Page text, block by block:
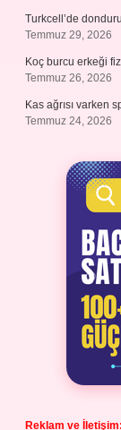
Turkcell’de
Temmuz 29, 2026
Koç burcu erkeği
Temmuz 26, 2026
Kas ağrısı varken
Temmuz 24, 2026
Reklam ve İletişim: